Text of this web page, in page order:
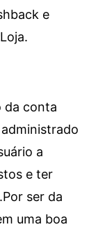
e
da conta
a
e ter
Por ser da
uma boa